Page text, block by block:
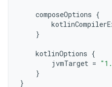
composeOptions {
}
kotlinOptions {
jvmTarget =
}
}